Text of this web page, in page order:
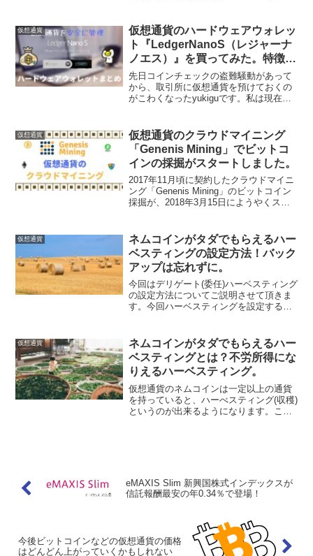
ベント)みたいなものです。)COMSAにつ
いて...
仮想通貨
仮想通貨のハードウェアウォレッ
ト『LedgerNanoS（レジャーナ
ノエス）』を買ってみた。特徴や
購入方法まとめ！
先日コインチェックの盗難騒動があって
から、取引所に仮想通貨を預けておくの
がこわくなったyukiguです。私は現在、
Zaif(ザイフ)取引所に預けている状態です
の...
仮想通貨
仮想通貨のクラウドマイニング
「Genenis Mining」でビットコ
インの採掘がスタートしました。
2017年11月頃に契約したクラウドマイニ
ング「Genenis Mining」のビットコイン
採掘が、2018年3月15日にようやくスタ
す。「Genenis Mining」...
仮想通貨
ネムコインがタダでもらえるハー
ベスティングの設定方法！バック
アップは忘れずに。
今回はデリゲート(委任)ハーベスティング
の設定方法についてご説明させて頂きま
す。今回ハーベスティングを設定するに
ングって何？という方はこちら↓の記事を
どうぞ。Nano...
仮想通貨
ネムコインがタダでもらえるハー
ベスティングとは？不労所得にな
りえるハーベスティング。
仮想通貨のネムコインは一定以上の通貨
を持っていると、ハーべスティング(収穫)
というのが出来るようになります。この
eMAXIS Slim 新興国株式インデックスが
信託報酬最安の年0.34％で登場！
今後ビットコインなどの仮想通貨の価格
はどんどん上がっていくかもしれない